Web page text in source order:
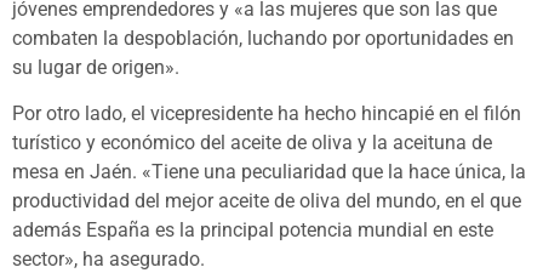
jóvenes emprendedores y «a las mujeres que son las que
combaten la despoblación, luchando por oportunidades en
su lugar de origen».
Por otro lado, el vicepresidente ha hecho hincapié en el filón
turístico y económico del aceite de oliva y la aceituna de
mesa en Jaén. «Tiene una peculiaridad que la hace única, la
productividad del mejor aceite de oliva del mundo, en el que
además España es la principal potencia mundial en este
sector», ha asegurado.